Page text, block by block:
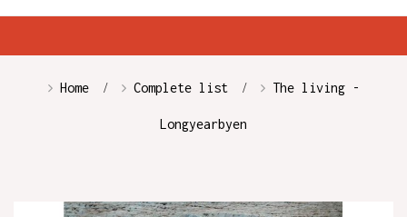
Home Complete list The living -
Longyearbyen